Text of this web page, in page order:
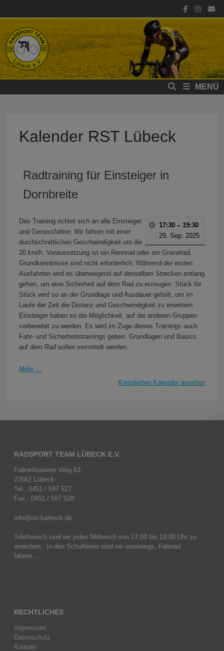
MENÜ
Kalender RST Lübeck
Radtraining für Einsteiger in
Dornbreite
17:30 – 19:30
29. Sep. 2025
Das Training richtet sich an alle Einsteiger
und Genussfahrer. Wir fahren mit einer
durchschnittlichen Geschwindigkeit um die
20 km/h. Voraussetzung ist ein Rennrad oder ein Gravelrad.
Grundkenntnisse sind nicht erforderlich. Während der ersten
Ausfahrten wird es überwiegend auf denselben Strecken entlang
gehen, um eine Sicherheit auf dem Rad zu erzeugen. Stück für
Stück wird so an der Grundlage und Ausdauer gefeilt, um im
Laufe der Zeit die Distanz und Geschwindigkeit zu erweitern.
Einsteiger haben so die Möglichkeit, auf die anderen Gruppen
vorbereitet zu werden. Es wird im Zuge dieses Trainings auch
Fahr- und Sicherheitstrainings geben. Grundlagen und Basics
auf dem Rad sollen vermittelt werden.
Mehr ...
Kompletten Kalender ansehen
RADSPORT TEAM LÜBECK E.V.
Falkenhusener Weg 63
23562 Lübeck
Tel.: 0451 / 597 527
Fax.: 0451 / 597 528
info@rst-luebeck.de
Telefonisch sind wir jeden Mittwoch von 17:00 bis 19:00 Uhr zu
erreichen. In den Schulferien sind wir unterwegs, Fahrrad
fahren…..
RECHTLICHES
Impressum
Datenschutz
Kontakt